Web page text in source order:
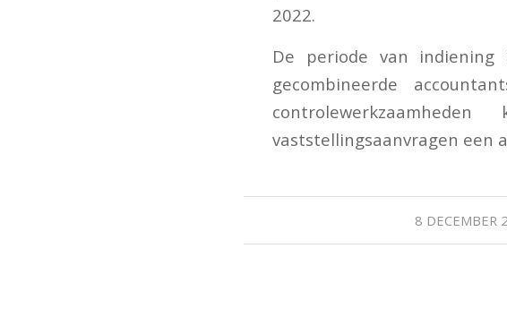
2022.
De periode van
gecombineerde
vaststellingsaanvragen een
8 DECEMBER
/